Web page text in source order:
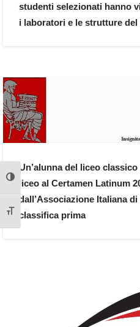
Attiva/disattiva alto contrasto
Attiva/disattiva dimensione testo
studenti selezionati hanno
i laboratori e le strutture del
Un’alunna del liceo
liceo al Certamen Latinum
dall’Associazione Italiana
classifica prima